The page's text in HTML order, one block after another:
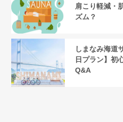
肩こり軽減・
ズム？
しまなみ海道
日プラン】初
Q&A